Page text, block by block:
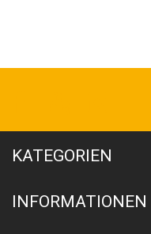
KATEGORIEN
INFORMATIONEN